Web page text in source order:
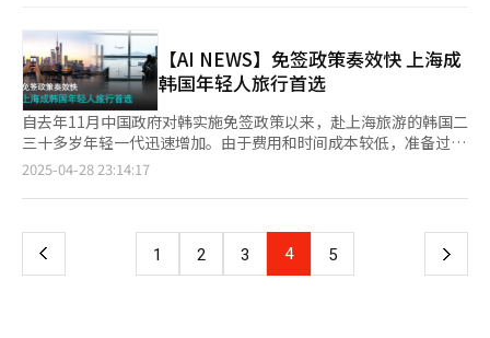
在航班增加、韩国赴华游客逐步上升的同时，来韩中国游客规模也
显著增长，为长期受内需低迷困扰的旅游业带来新的希望。 中国
对韩国游客实施免签政策以来，赴华韩国游客人数正快速增长。根
据韩国携程网站数据，在五一黄金周期间，上海成为航班预订量排
名第三的目的地。 与此同时，赴韩中国游客数量也大幅恢复。根
据韩国旅游发展局的数据，去年访韩中国游客达460万人次，位居
榜首；今年1至4月期间，访韩中国游客数量达157万人次，恢复势
头明显。 韩国旅游行业有望借今年亚太经合组织（APEC）峰会之
等中华传统美食的发源地。在韩首只自然繁殖出生的大熊猫“福
宝”目前就栖息在成都市的卧龙大熊猫苑神树坪基地。受“福宝
热”带动，越来越多韩国游客慕名前往神树坪一睹风采。哈拿多乐
等韩国旅行社也陆续推出前往神树坪的旅游产品。 由于神树坪距
离成都市区较远，不少游客选择前往交通更便捷的大熊猫繁育研究
基地作为替代方案。大熊猫通常在上午较为活跃，因此许多游客会
清晨排队等待开园。 据悉在免签政策出台前，中国旅游签证费用
高达10万至15万韩元（约合人民币520至780元），且办理手续相
对繁琐。业内人士指出，免签政策的实施是近期中国游热度飙升的
交通便捷，且在成都不仅能看到大熊猫，还能享受丰富多样的地道
美食。
党议员李连姬6日从仁川国际机场公社和韩国机场公社获取的资料
显示，今年前4个月，从韩国境内机场搭乘日本航线的出入境旅客
数总计888.0195万人次。其中仁川国际机场为618.51万人次，由
韩国机场公社管辖的金浦、金海、济州、清州和大邱国际机场共计
269.5095万人次。 与去年前4个月（816万人次）相比，今年同期
赴日旅客人数同比增长8.8%，创历史新高。与新冠疫情前的2019
年同期（764万人次）相比增长16.2%。 分析称，日本及韩国航司
集体扩充航线、增加运力，并举行多种促销活动吸引顾客，日元汇
率优势虽有所减弱，但日本各地方城市旅游需求扩大，赴日游客仍
479.9674万人次，其中仁川机场为356.5万人次，其他机场为
123.4万人次。较去年同期（395万人次）增长21.6%，创2019年
【AI NEWS】免签政策奏效快 上海成
韩国年轻人旅行首选
自去年11月中国政府对韩实施免签政策以来，赴上海旅游的韩国二
三十多岁年轻一代迅速增加。由于费用和时间成本较低，准备过程
也相对简单，上海因此在韩获得“第二个大阪”的称号。从首尔出
30万韩元（约合人民币1000至1500元）之间。 上海市文化和旅游
月的3.6万人次几乎翻倍。在各国游客数量排名中，韩国游客从9月
的第4位跃升至12月的第1位，超越美国和日本等国。此外，自韩
2025-04-28 23:14:17
上
页
1 2 3 4 5 下